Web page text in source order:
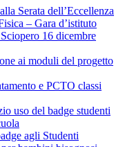
Serata dell’Eccellenza
– Gara d’istituto
16 dicembre
ai moduli del progetto
e PCTO classi
uso del badge studenti
agli Studenti